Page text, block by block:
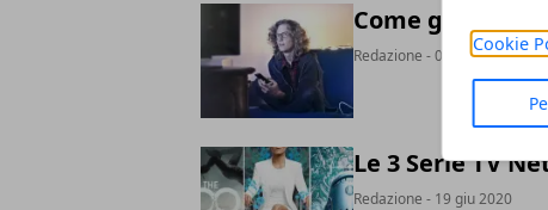
Cookie
Come guardare
Redazione - 05 ago 2020
Le 3 Serie TV
Redazione - 19 giu 2020